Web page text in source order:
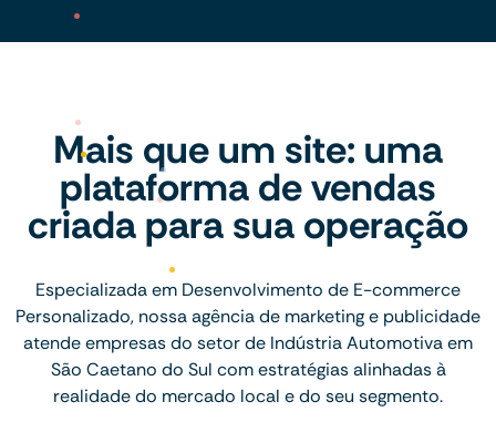
Mais que um site: uma
plataforma de vendas
criada para sua operação
Especializada em Desenvolvimento de E-commerce
Personalizado, nossa agência de marketing e publicidade
atende empresas do setor de Indústria Automotiva em
São Caetano do Sul com estratégias alinhadas à
realidade do mercado local e do seu segmento.